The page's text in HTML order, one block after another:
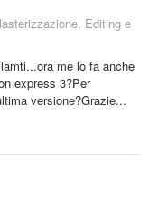
Editing e
me lo fa anche
express 3?Per
versione?Grazie...